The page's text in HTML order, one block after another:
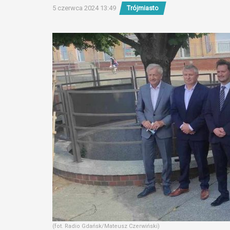
5 czerwca 2024 13:49 Trójmiasto
(fot. Radio Gdańsk/Mateusz Czerwiński)